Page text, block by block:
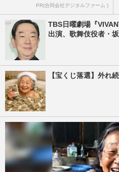
PR(合同会社デジタルファーム )
TBS日曜劇場『
出演、歌舞伎役者・
【宝くじ落選】外れ